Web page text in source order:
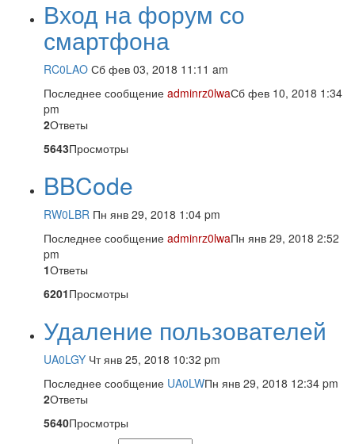
Вход на форум со
смартфона
RC0LAO Сб фев 03, 2018 11:11 am
Последнее сообщение adminrz0lwaСб фев 10, 2018 1:34
pm
2Ответы
5643Просмотры
BBCode
RW0LBR Пн янв 29, 2018 1:04 pm
Последнее сообщение adminrz0lwaПн янв 29, 2018 2:52
pm
1Ответы
6201Просмотры
Удаление пользователей
UA0LGY Чт янв 25, 2018 10:32 pm
Последнее сообщение UA0LWПн янв 29, 2018 12:34 pm
2Ответы
5640Просмотры